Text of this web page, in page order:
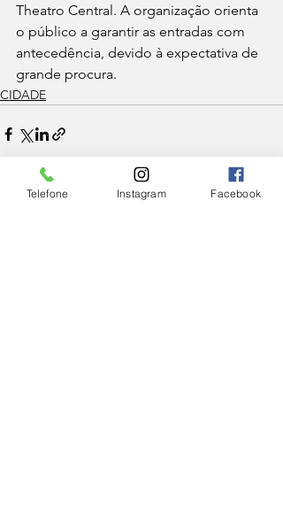
Theatro Central. A organização orienta
o público a garantir as entradas com
antecedência, devido à expectativa de
grande procura.
CIDADE
Telefone Instagram Facebook